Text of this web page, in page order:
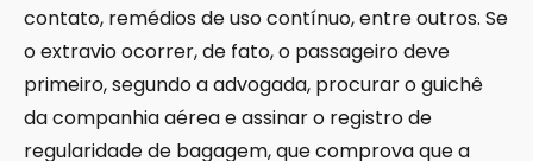
contato, remédios de uso contínuo, entre outros. Se
o extravio ocorrer, de fato, o passageiro deve
primeiro, segundo a advogada, procurar o guichê
da companhia aérea e assinar o registro de
regularidade de bagagem, que comprova que a